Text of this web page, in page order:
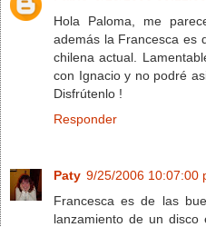
Hola Paloma, me
además la Francesca es
chilena actual.
con Ignacio y no podré
Disfrútenlo !
Responder
Paty 9/25/2006 10:07:00
Francesca es de las
lanzamiento de un